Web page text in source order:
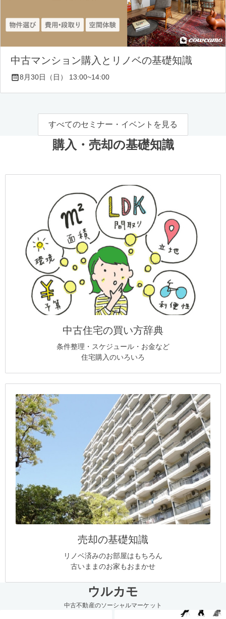
中古マンション購入とリノベの基礎知識
8月30日（日） 13:00~14:00
すべてのセミナー・イベントを見る
購入・売却の基礎知識
中古住宅の買い方辞典
条件整理・スケジュール・お金など
住宅購入のいろいろ
売却の基礎知識
リノベ済みのお部屋はもちろん
古いままのお家もおまかせ
ウルカモ
中古不動産のソーシャルマーケット